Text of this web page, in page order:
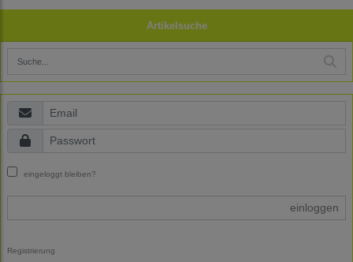
Artikelsuche
eingeloggt bleiben?
einloggen
Registrierung